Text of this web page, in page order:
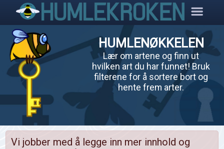
HUMLENØKKELEN
Lær om artene og finn ut
hvilken art du har funnet! Bruk
filterene for å sortere bort og
hente frem arter.
Vi jobber med å legge inn mer innhold og